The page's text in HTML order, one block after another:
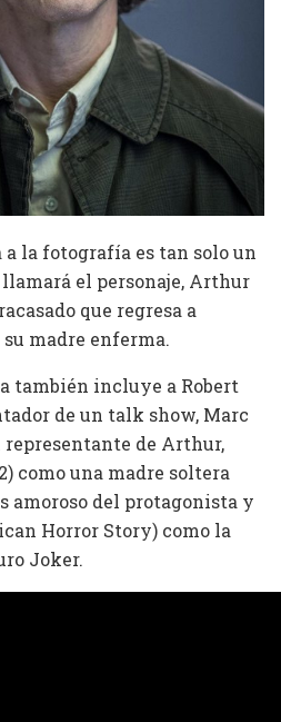
la fotografía es tan solo un
el personaje, Arthur
que regresa a
madre enferma.
también incluye a Robert
de un talk show, Marc
representante de Arthur,
como una madre soltera
amoroso del protagonista y
Horror Story) como la
Joker.